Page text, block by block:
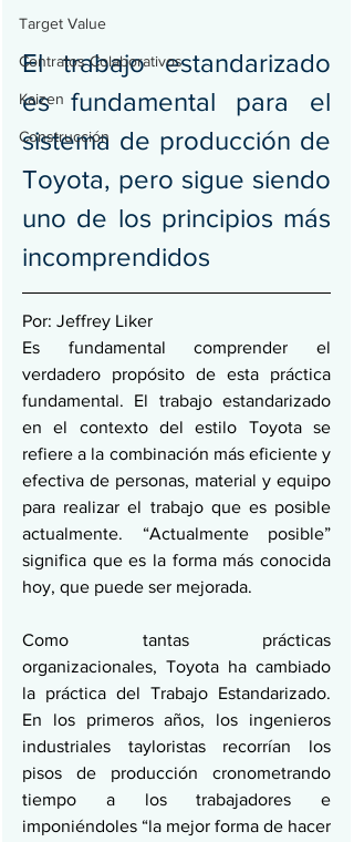
Target Value
Contratos Colaborativos
Kaizen
Construcción
El trabajo estandarizado
es fundamental para el
sistema de producción de
Toyota, pero sigue siendo
uno de los principios más
incomprendidos
Por: Jeffrey Liker
Es fundamental comprender el
verdadero propósito de esta práctica
fundamental. El trabajo estandarizado
en el contexto del estilo Toyota se
refiere a la combinación más eficiente y
efectiva de personas, material y equipo
para realizar el trabajo que es posible
actualmente. “Actualmente posible”
significa que es la forma más conocida
hoy, que puede ser mejorada.
Como tantas prácticas
organizacionales, Toyota ha cambiado
la práctica del Trabajo Estandarizado.
En los primeros años, los ingenieros
industriales tayloristas recorrían los
pisos de producción cronometrando
tiempo a los trabajadores e
imponiéndoles “la mejor forma de hacer